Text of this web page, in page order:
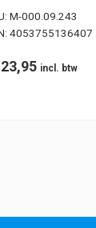
M-000.09.243
4053755136407